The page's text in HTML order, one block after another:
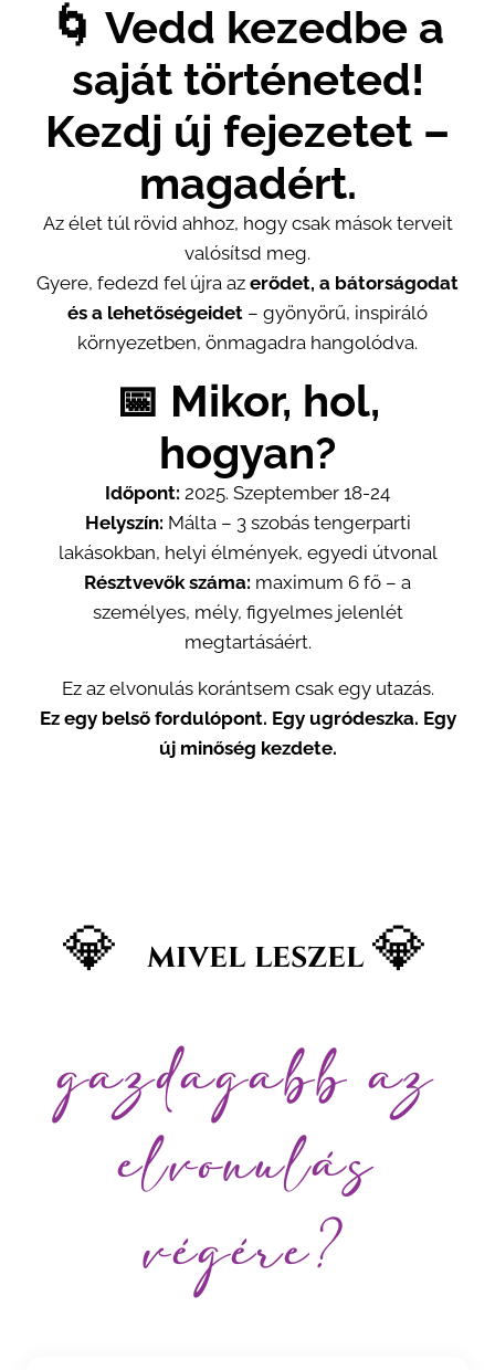
🌀 Vedd kezedbe a
saját történeted!
Kezdj új fejezetet –
magadért.
Az élet túl rövid ahhoz, hogy csak mások terveit
valósítsd meg.
Gyere, fedezd fel újra az erődet, a bátorságodat
és a lehetőségeidet – gyönyörű, inspiráló
környezetben, önmagadra hangolódva.
📅 Mikor, hol,
hogyan?
Időpont: 2025. Szeptember 18-24
Helyszín: Málta – 3 szobás tengerparti
lakásokban, helyi élmények, egyedi útvonal
Résztvevők száma: maximum 6 fő – a
személyes, mély, figyelmes jelenlét
megtartásáért.
Ez az elvonulás korántsem csak egy utazás.
Ez egy belső fordulópont. Egy ugródeszka. Egy
új minőség kezdete.
💎mivel leszel💎
gazdagabb az
elvonulás
végére?